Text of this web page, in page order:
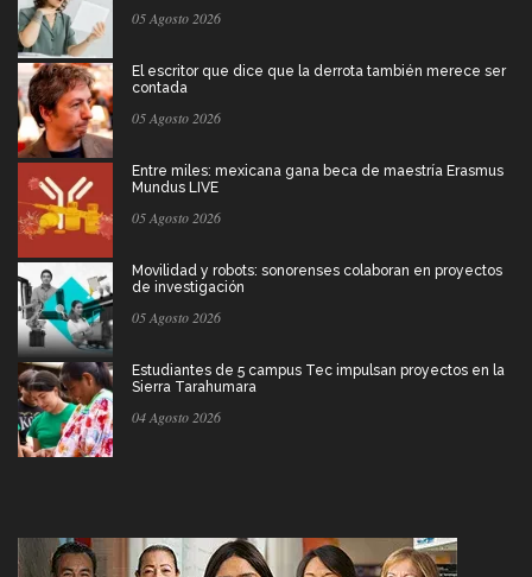
05 Agosto 2026
El escritor que dice que la derrota también merece ser
contada
05 Agosto 2026
Entre miles: mexicana gana beca de maestría Erasmus
Mundus LIVE
05 Agosto 2026
Movilidad y robots: sonorenses colaboran en proyectos
de investigación
05 Agosto 2026
Estudiantes de 5 campus Tec impulsan proyectos en la
Sierra Tarahumara
04 Agosto 2026